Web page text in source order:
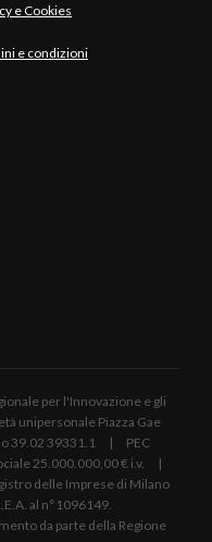
e Cookies
e condizioni
per l'Innovazione e gli
unipersonale Piazza Gae
39.02 39331.1 | PEC
25.000.000,00 € i.v. |
delle Imprese di Milano
al n°1096149.
da parte della Regione